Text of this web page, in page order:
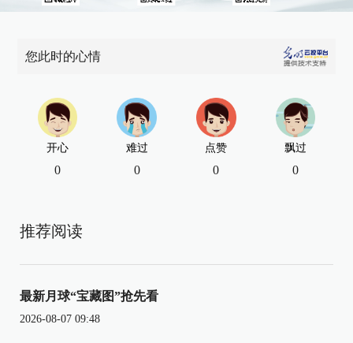
您此时的心情
开心
0
难过
0
点赞
0
飘过
0
推荐阅读
最新月球“宝藏图”抢先看
2026-08-07 09:48